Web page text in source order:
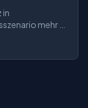
in
mehr –
mit der